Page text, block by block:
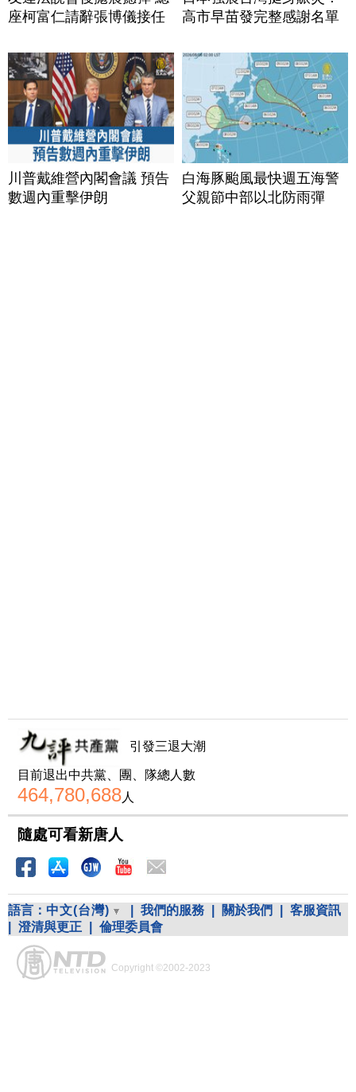
座柯富仁請辭張博儀接任
高市早苗發完整感謝名單
川普戴維營內閣會議 預告
數週內重擊伊朗
白海豚颱風最快週五海警
父親節中部以北防雨彈
引發三退大潮
目前退出中共黨、團、隊總人數
464,780,688人
隨處可看新唐人
語言： 中文(台灣) 我們的服務 關於我們
客服資訊
澄清與更正 倫理委員會
Copyright ©2002-2023